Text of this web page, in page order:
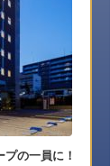
の一員に！